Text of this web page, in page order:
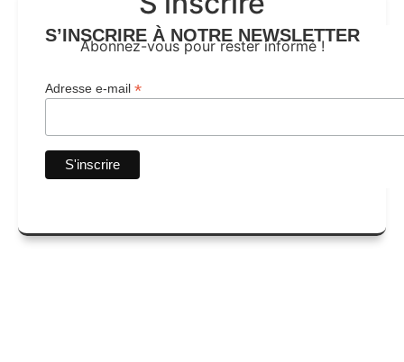
Abonnez-vous pour rester informé !
S’INSCRIRE À NOTRE NEWSLETTER
Adresse e-mail *